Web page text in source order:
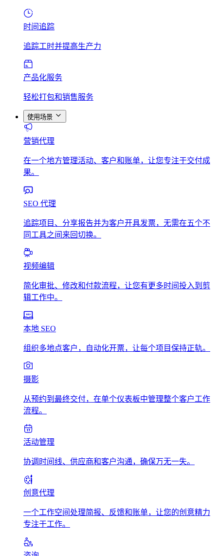
时间追踪
追踪工时并提高生产力
产品化服务
轻松打包和销售服务
使用场景
营销代理
在一个地方管理活动、客户和账单，让您专注于交付成
果。
SEO 代理
追踪项目、分享报告并为客户开具发票，无需在五个不
同工具之间来回切换。
视频编辑
简化审批、修改和付款流程，让您有更多时间投入到剪
辑工作中。
本地 SEO
组织多地点客户，自动化开票，让每个项目保持正轨。
摄影
从预约到最终交付，在单个仪表板中管理整个客户工作
流程。
活动管理
协调时间线、供应商和客户沟通，确保万无一失。
创意代理
一个工作空间处理简报、反馈和账单，让您的创意精力
专注于工作。